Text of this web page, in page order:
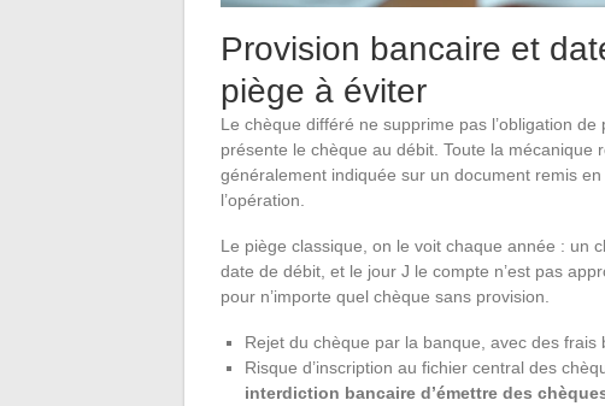
Provision bancaire et
piège à éviter
Le chèque différé ne supprime pas l’obligation
présente le chèque au débit. Toute la mécanique
généralement indiquée sur un document remis
l’opération.
Le piège classique, on le voit chaque année : un
date de débit, et le jour J le compte n’est pas
pour n’importe quel chèque sans provision.
Rejet du chèque par la banque, avec des
Risque d’inscription au fichier central des
interdiction bancaire d’émettre des